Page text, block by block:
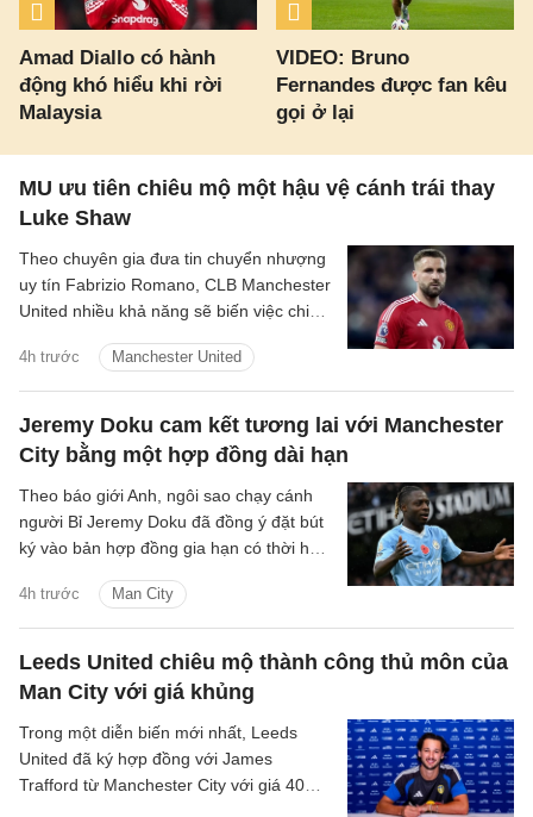
Amad Diallo có hành
động khó hiểu khi rời
Malaysia
VIDEO: Bruno
Fernandes được fan kêu
gọi ở lại
MU ưu tiên chiêu mộ một hậu vệ cánh trái thay
Luke Shaw
4h trước Manchester United
Theo chuyên gia đưa tin chuyển nhượng
uy tín Fabrizio Romano, CLB Manchester
United nhiều khả năng sẽ biến việc chiêu
trọng tâm tiếp theo trên thị trường
chuyển nhượng hè năm nay.
Jeremy Doku cam kết tương lai với Manchester
City bằng một hợp đồng dài hạn
4h trước Man City
Theo báo giới Anh, ngôi sao chạy cánh
người Bỉ Jeremy Doku đã đồng ý đặt bút
ký vào bản hợp đồng gia hạn có thời hạn
Leeds United chiêu mộ thành công thủ môn của
Man City với giá khủng
Trong một diễn biến mới nhất, Leeds
United đã ký hợp đồng với James
Trafford từ Manchester City với giá 40